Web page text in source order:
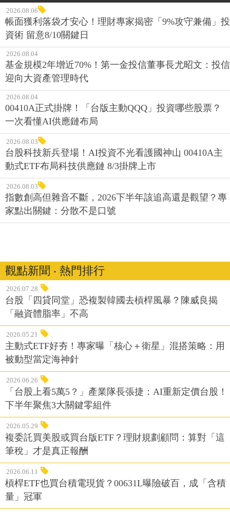
2026.08.06
帳面獲利落袋才安心！理財專家揭密「9%攻守兼備」投
資術 留意8/10關鍵日
2026.08.04
基金規模2年增近70%！第一金投信董事長尤昭文：投信
迎向大資產管理時代
2026.08.04
00410A正式掛牌！「台版主動QQQ」投資哪些股票？
一次看懂AI供應鏈布局
2026.08.03
台股科技新兵登場！AI投資不光看護國神山 00410A主
動式ETF布局科技供應鏈 8/3掛牌上市
2026.08.03
指數創高但雜音不斷，2026下半年該追高還是觀望？專
家點出關鍵：分散不是口號
觀點新聞 ‧ 熱門排行
2026.07.28
台股「四貸同堂」恐複製韓國去槓桿風暴？陳威良揭
「融資體脂率」不高
2026.05.21
主動式ETF好夯！專家曝「核心＋衛星」混搭策略：用
被動型當定海神針
2026.06.26
「台股上看5萬5？」產業隊長張捷：AI重新定價台股！
下半年聚焦3大關鍵零組件
2026.05.29
複委託買美股或買台版ETF？理財規劃顧問：算對「這
筆稅」才是真正報酬
2026.06.11
槓桿ETF也買台積電現貨？00631L曝險破百，成「含積
量」冠軍